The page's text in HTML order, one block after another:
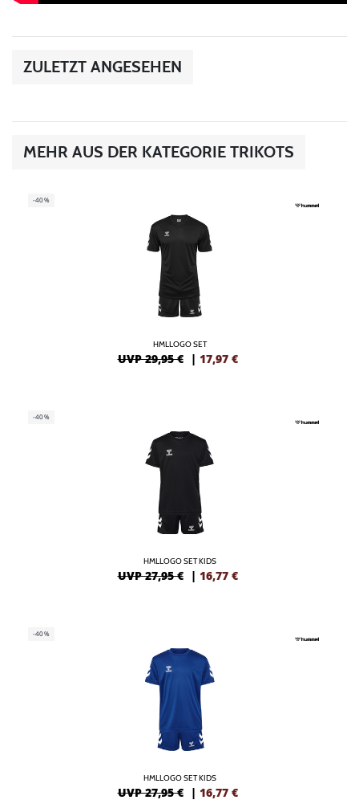
ZULETZT ANGESEHEN
MEHR AUS DER KATEGORIE TRIKOTS
-40%
HMLLOGO SET
UVP 29,95 € | 17,97 €
-40%
HMLLOGO SET KIDS
UVP 27,95 € | 16,77 €
-40%
HMLLOGO SET KIDS
UVP 27,95 € | 16,77 €